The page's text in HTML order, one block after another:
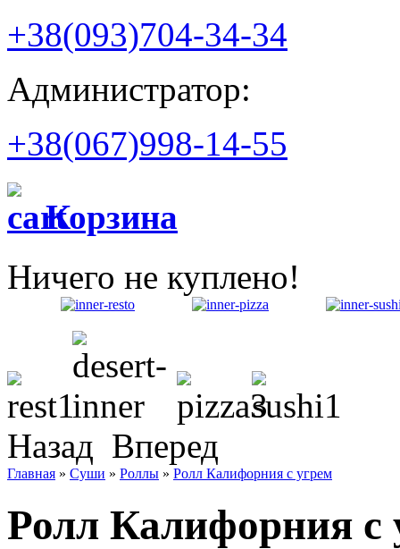
+38(093)704-34-34
Администратор:
+38(067)998-14-55
Корзина
Ничего не куплено!
Назад Вперед
Главная » Суши » Роллы » Ролл Калифорния с угрем
Ролл Калифорния с